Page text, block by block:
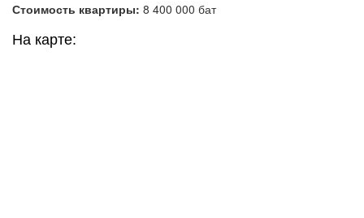
Стоимость квартиры: 8 400 000 бат
На карте: